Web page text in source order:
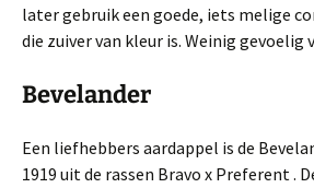
later gebruik een goede, iets melige
die zuiver van kleur is. Weinig
Bevelander
Een liefhebbers aardappel is de
1919 uit de rassen Bravo x Preferent .